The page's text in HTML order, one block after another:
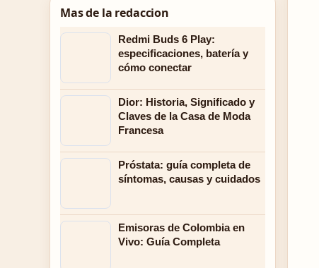
Mas de la redaccion
Redmi Buds 6 Play:
especificaciones, batería y
cómo conectar
Dior: Historia, Significado y
Claves de la Casa de Moda
Francesa
Próstata: guía completa de
síntomas, causas y cuidados
Emisoras de Colombia en
Vivo: Guía Completa